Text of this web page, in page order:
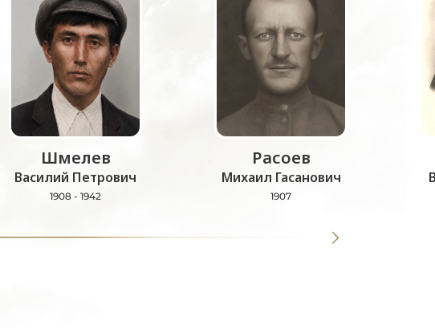
Шмелев
Василий Петрович
1908 - 1942
Расоев
Михаил Гасанович
1907